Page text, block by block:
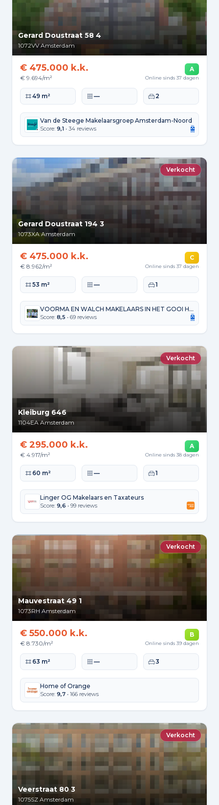
Gerard Doustraat 58 4
1072VV Amsterdam
€ 475.000 k.k.
€ 9.694/m²
A
Online sinds 37 dagen
Woonoppervlakte
49 m² Perceeloppervlakte
— Slaapkamers
2
Van de Steege Makelaarsgroep Amsterdam-Noord
Score: 9,1 • 34 reviews
Verkocht
Gerard Doustraat 194 3
1073XA Amsterdam
€ 475.000 k.k.
€ 8.962/m²
C
Online sinds 37 dagen
Woonoppervlakte
53 m² Perceeloppervlakte
— Slaapkamers
1
VOORMA EN WALCH MAKELAARS IN HET GOOI HUIZEN
Score: 8,5 • 69 reviews
Verkocht
Kleiburg 646
1104EA Amsterdam
€ 295.000 k.k.
€ 4.917/m²
A
Online sinds 38 dagen
Woonoppervlakte
60 m² Perceeloppervlakte
— Slaapkamers
1
Linger OG Makelaars en Taxateurs
Score: 9,6 • 99 reviews
Verkocht
Mauvestraat 49 1
1073RH Amsterdam
€ 550.000 k.k.
€ 8.730/m²
B
Online sinds 39 dagen
Woonoppervlakte
63 m² Perceeloppervlakte
— Slaapkamers
3
Home of Orange
Score: 9,7 • 166 reviews
Verkocht
Veerstraat 80 3
1075SZ Amsterdam